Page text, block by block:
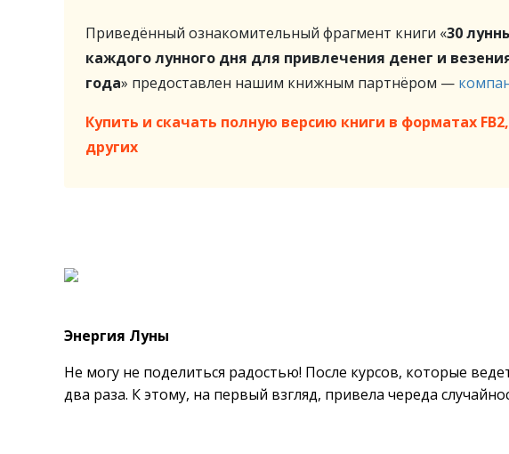
Приведённый ознакомительный фрагмент книги «30
каждого лунного дня для привлечения денег и
года» предоставлен нашим книжным партнёром —
Купить и скачать полную версию книги в форматах FB2,
других
Энергия Луны
Не могу не поделиться радостью! После курсов, которые
два раза. К этому, на первый взгляд, привела череда